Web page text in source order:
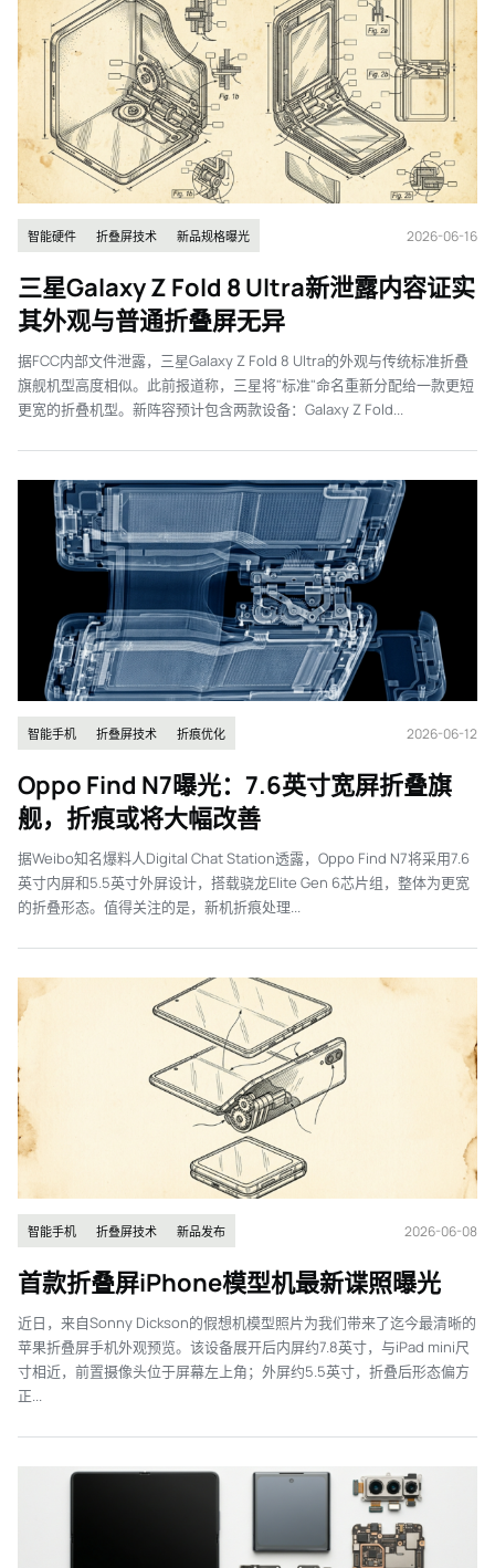
智能硬件 折叠屏技术 新品规格曝光 2026-06-16
三星Galaxy Z Fold 8 Ultra新泄露内容证实
其外观与普通折叠屏无异
据FCC内部文件泄露，三星Galaxy Z Fold 8 Ultra的外观与传统标准折叠
旗舰机型高度相似。此前报道称，三星将"标准"命名重新分配给一款更短
更宽的折叠机型。新阵容预计包含两款设备：Galaxy Z Fold...
智能手机 折叠屏技术 折痕优化 2026-06-12
Oppo Find N7曝光：7.6英寸宽屏折叠旗
舰，折痕或将大幅改善
据Weibo知名爆料人Digital Chat Station透露，Oppo Find N7将采用7.6
英寸内屏和5.5英寸外屏设计，搭载骁龙Elite Gen 6芯片组，整体为更宽
的折叠形态。值得关注的是，新机折痕处理...
智能手机 折叠屏技术 新品发布 2026-06-08
首款折叠屏iPhone模型机最新谍照曝光
近日，来自Sonny Dickson的假想机模型照片为我们带来了迄今最清晰的
苹果折叠屏手机外观预览。该设备展开后内屏约7.8英寸，与iPad mini尺
寸相近，前置摄像头位于屏幕左上角；外屏约5.5英寸，折叠后形态偏方
正...